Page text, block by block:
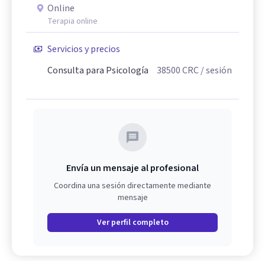
Online
Terapia online
Servicios y precios
Consulta para Psicología
38500CRC/ sesión
Envía un mensaje al profesional
Coordina una sesión directamente mediante
mensaje
Ver perfil completo